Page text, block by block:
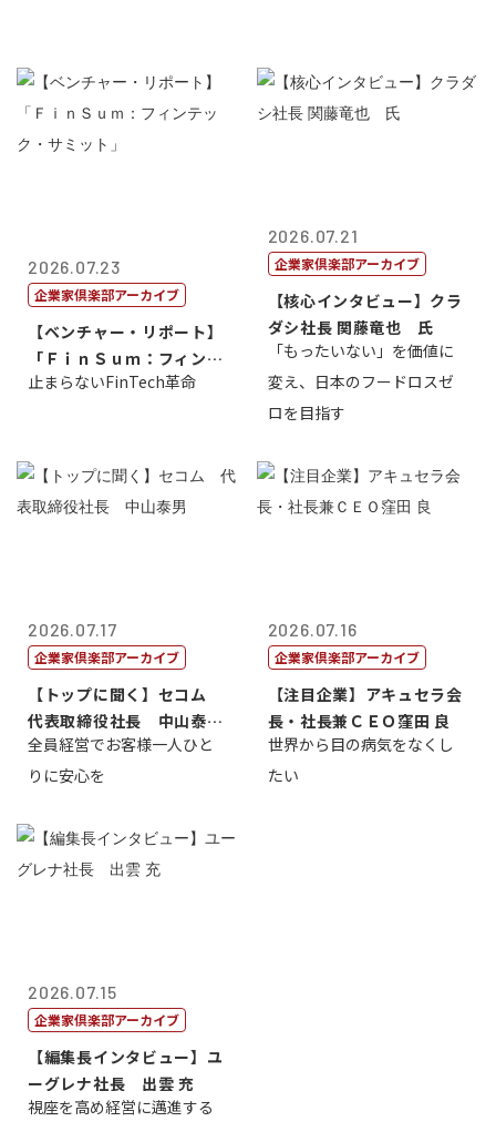
2026.07.23
企業家倶楽部アーカイブ
【ベンチャー・リポート】
「ＦｉｎＳｕｍ：フィンテ
ック・サミッ...
止まらないFinTech革命
2026.07.21
企業家倶楽部アーカイブ
【核心インタビュー】クラ
ダシ社長 関藤竜也 氏
「もったいない」を価値に
変え、日本のフードロスゼ
ロを目指す
2026.07.17
企業家倶楽部アーカイブ
【トップに聞く】セコム
代表取締役社長 中山泰
男
全員経営でお客様一人ひと
りに安心を
2026.07.16
企業家倶楽部アーカイブ
【注目企業】アキュセラ会
長・社長兼ＣＥＯ窪田 良
世界から目の病気をなくし
たい
2026.07.15
企業家倶楽部アーカイブ
【編集長インタビュー】ユ
ーグレナ社長 出雲 充
視座を高め経営に邁進する